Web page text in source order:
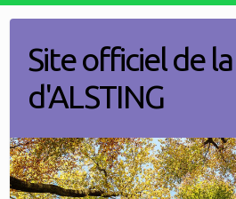
contentSite officiel de
d'ALSTING